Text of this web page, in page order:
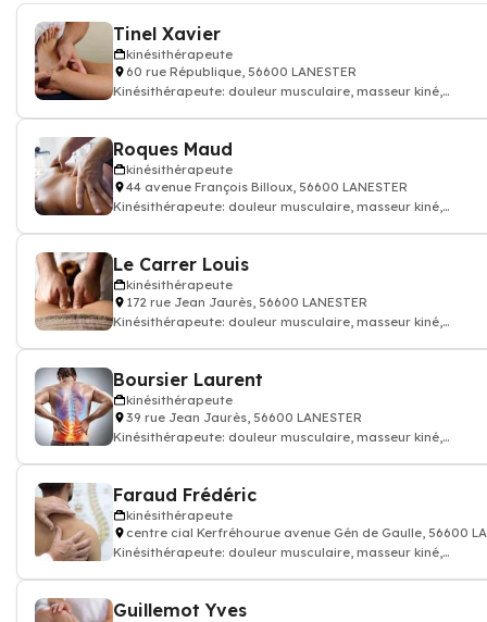
Tinel Xavier
kinésithérapeute
60 rue République, 56600 LANESTER
Kinésithérapeute: douleur musculaire, masseur kiné,
Roques Maud
kinésithérapeute
44 avenue François Billoux, 56600 LANESTER
Kinésithérapeute: douleur musculaire, masseur kiné,
Le Carrer Louis
kinésithérapeute
172 rue Jean Jaurès, 56600 LANESTER
Kinésithérapeute: douleur musculaire, masseur kiné,
Boursier Laurent
kinésithérapeute
39 rue Jean Jaurès, 56600 LANESTER
Kinésithérapeute: douleur musculaire, masseur kiné,
Faraud Frédéric
kinésithérapeute
centre cial Kerfréhourue avenue Gén de Gaulle, 56600
Kinésithérapeute: douleur musculaire, masseur kiné,
Guillemot Yves